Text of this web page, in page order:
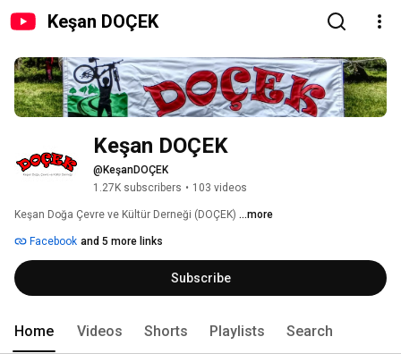
Keşan DOÇEK
Keşan DOÇEK
@KeşanDOÇEK
1.27K subscribers • 103 videos
Keşan Doğa Çevre ve Kültür Derneği (DOÇEK) ...more
Facebook and 5 more links
Subscribe
Home Videos Shorts Playlists Search